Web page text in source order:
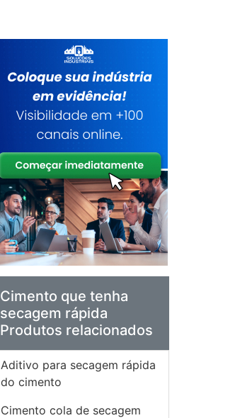
Cimento que tenha
secagem rápida
Produtos relacionados
Aditivo para secagem rápida
do cimento
Cimento cola de secagem